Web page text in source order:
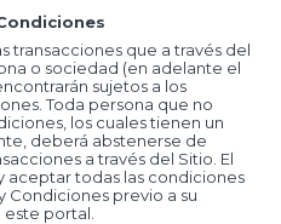
transacciones que a través del
o sociedad (en adelante el
sujetos a los
Toda persona que no
los cuales tienen un
deberá abstenerse de
a través del Sitio. El
aceptar todas las condiciones
Condiciones previo a su
portal.